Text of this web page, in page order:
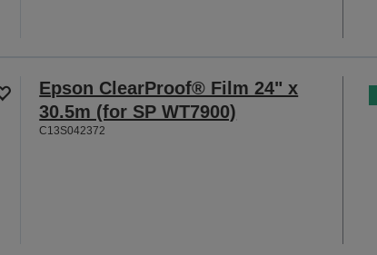
Epson ClearProof® Film 24" x
30.5m (for SP WT7900)
C13S042372